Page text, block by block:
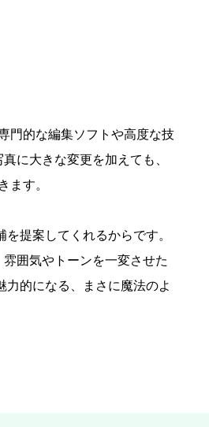
門的な編集ソフトや高度な技
に大きな変更を加えても、
す。
提案してくれるからです。
囲気やトーンを一変させた
的になる、まさに魔法のよ